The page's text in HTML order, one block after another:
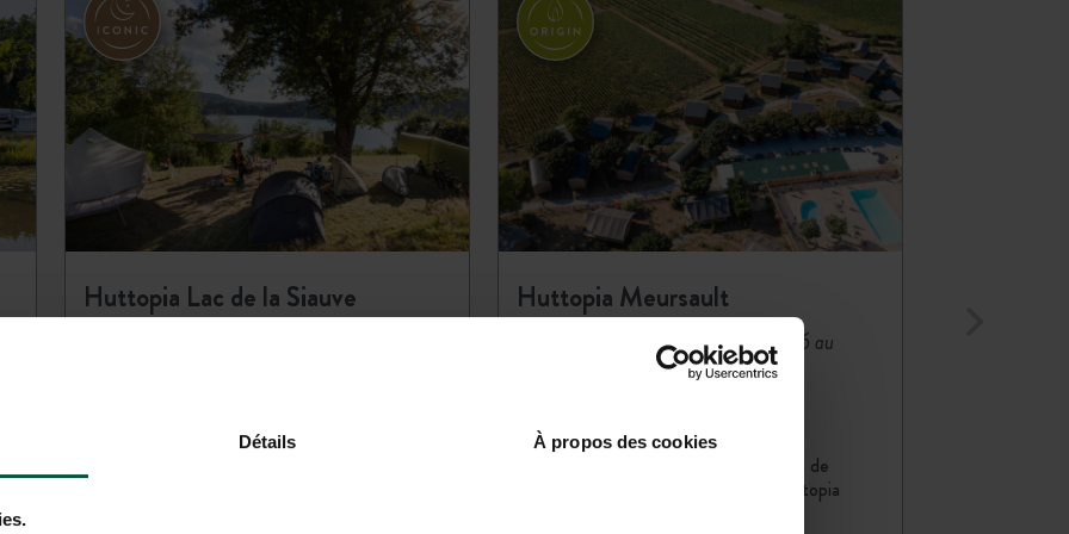
Détails À propos des cookies
Huttopia Lac de la Siauve Huttopia Meursault
Bourgogne - Jura-Du 02/04/2026 au
Campez au cœur du vignoble de
Bourgogne, au camping Huttopia